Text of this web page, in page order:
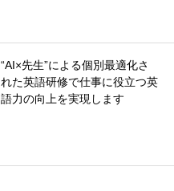
“AI×先生”による個別最適化さ
れた英語研修で仕事に役立つ英
語力の向上を実現します